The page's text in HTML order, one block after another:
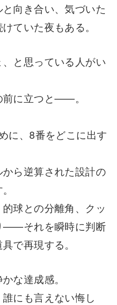
向き合い、気づいた
ていた夜もある。
と思っている人がい
前に立つと——。
に、8番をどこに出す
ら逆算された設計の
球との分離角、クッ
——それを瞬時に判断
で再現する。
な達成感。
にも言えない悔し